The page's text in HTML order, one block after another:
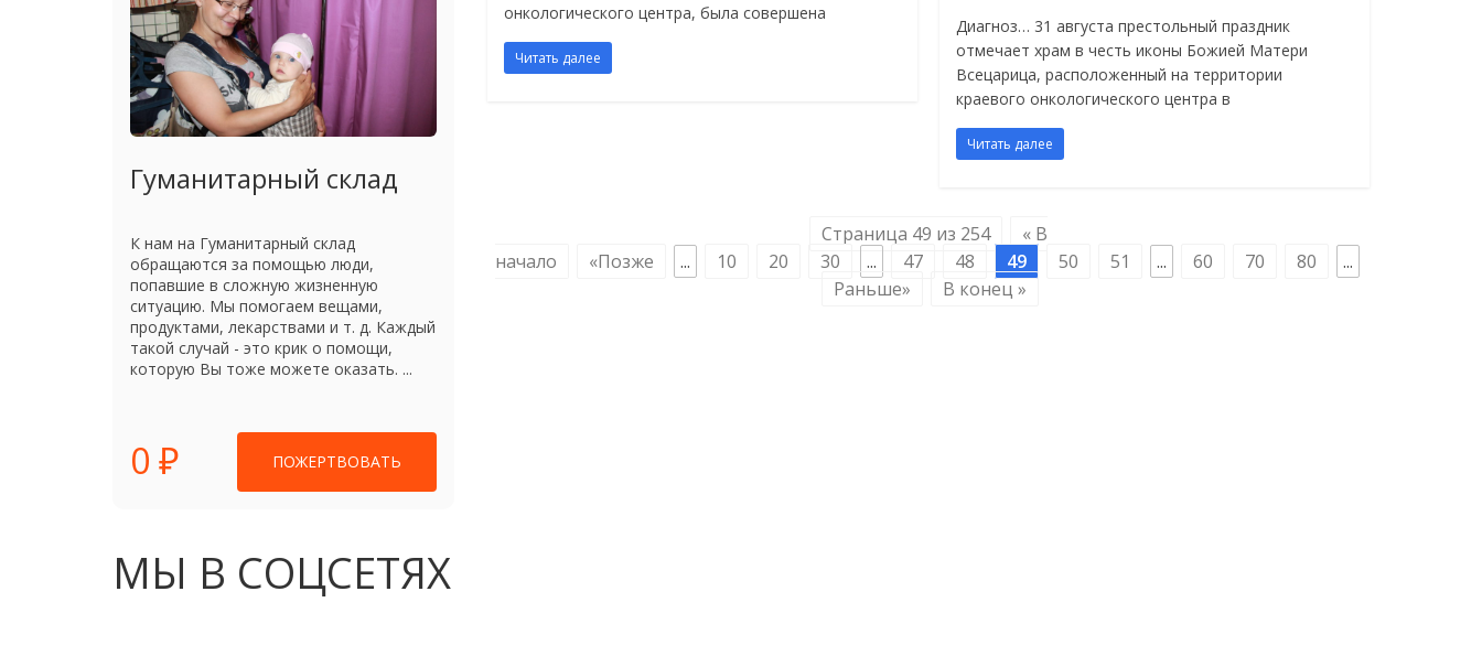
онкологического центра, была совершена
Читать далее
Диагноз… 31 августа престольный праздник
отмечает храм в честь иконы Божией Матери
Всецарица, расположенный на территории
краевого онкологического центра в
Читать далее
Страница 49 из 254
« В
начало
«Позже ... 10 20 30 ... 47 48 49 50 51 ... 60 70 80
...
Раньше»
В конец »
Гуманитарный склад
К нам на Гуманитарный склад
обращаются за помощью люди,
попавшие в сложную жизненную
ситуацию. Мы помогаем вещами,
продуктами, лекарствами и т. д. Каждый
такой случай - это крик о помощи,
которую Вы тоже можете оказать. ...
0 ₽ ПОЖЕРТВОВАТЬ
МЫ В СОЦСЕТЯХ